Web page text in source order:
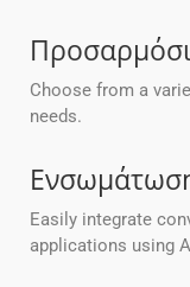
Choose from a
needs.
Easily integrate
applications using